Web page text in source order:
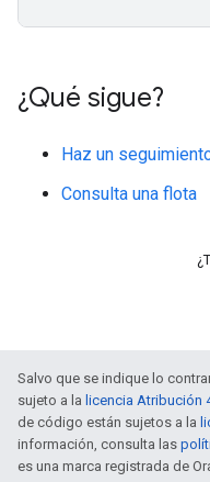
¿Qué sigue?
Haz un
Consulta una flota
Salvo que se indique lo
sujeto a la licencia Atribución
de código están sujetos a la
información, consulta las
es una marca registrada de